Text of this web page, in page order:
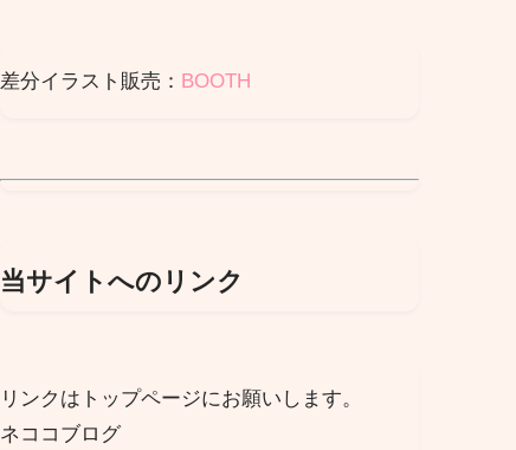
差分イラスト販売： BOOTH
当サイトへのリンク
リンクはトップページにお願いします。
ネココブログ